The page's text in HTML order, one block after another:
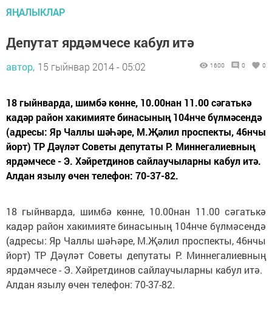
ЯҢАЛЫКЛАР
Депутат ярдәмчесе кабул итә
автор, 15 гыйнвар 2014 - 05:02 1600 0 0
18 гыйнварда, шимбә көнне, 10.00нан 11.00 сәгатькә
кадәр район хакимияте бинасының 104нче бүлмәсендә
(адресы: Яр Чаллы шәҺәре, М.Җәлил проспекты, 46нчы
йорт) ТР Дәүләт Советы депутаты Р. Миннегалиевның
ярдәмчесе - Э. Хәйретдинов сайлаучыларны кабул итә.
Алдан язылу өчен телефон: 70-37-82.
18 гыйнварда, шимбә көнне, 10.00нан 11.00 сәгатькә
кадәр район хакимияте бинасының 104нче бүлмәсендә
(адресы: Яр Чаллы шәҺәре, М.Җәлил проспекты, 46нчы
йорт) ТР Дәүләт Советы депутаты Р. Миннегалиевның
ярдәмчесе - Э. Хәйретдинов сайлаучыларны кабул итә.
Алдан язылу өчен телефон: 70-37-82.